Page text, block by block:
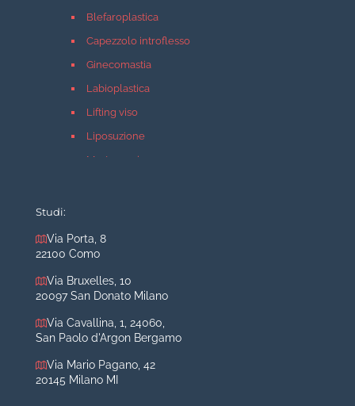
Blefaroplastica
Capezzolo introflesso
Ginecomastia
Labioplastica
Lifting viso
Liposuzione
Mastopessi
Rinoplastica
Medicina estetica Milano
Acido ialuronico viso
Aumento labbra
Filler
Studi:
Via Porta, 8
22100 Como
Via Bruxelles, 10
20097 San Donato Milano
Via Cavallina, 1, 24060,
San Paolo d'Argon Bergamo
Via Mario Pagano, 42
20145 Milano MI